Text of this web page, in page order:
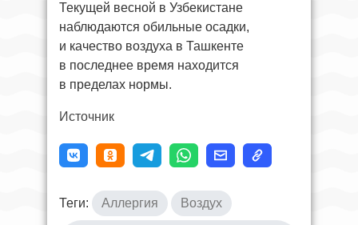
Текущей весной в Узбекистане
наблюдаются обильные осадки,
и качество воздуха в Ташкенте
в последнее время находится
в пределах нормы.
Источник
Теги: Аллергия Воздух